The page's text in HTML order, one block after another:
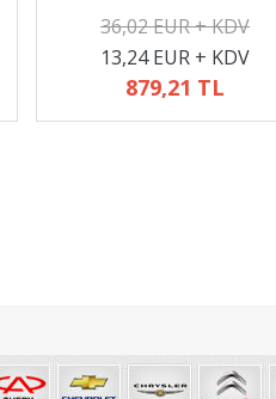
36,02 EUR + KDV
13,24 EUR + KDV
879,21 TL